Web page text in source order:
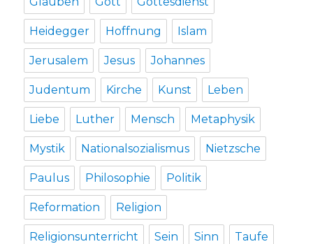
Heidegger Hoffnung Islam
Jerusalem Jesus Johannes
Judentum Kirche Kunst Leben
Liebe Luther Mensch Metaphysik
Mystik Nationalsozialismus Nietzsche
Paulus Philosophie Politik
Reformation Religion
Religionsunterricht Sein Sinn Taufe